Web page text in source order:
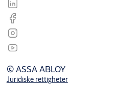
© ASSA ABLOY
Juridiske rettigheter